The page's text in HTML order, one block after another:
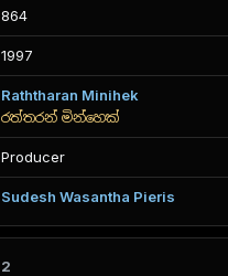
864
1997
Raththaran Minihek
රත්තරන් මින්හෙක්
Producer
Sudesh Wasantha Pieris
2